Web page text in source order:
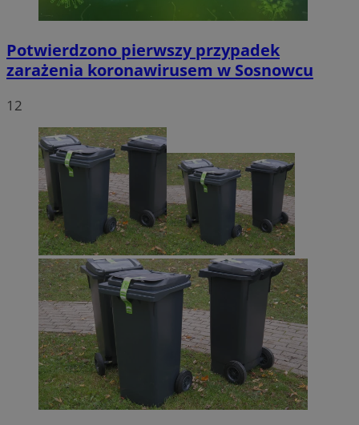
Potwierdzono pierwszy przypadek
zarażenia koronawirusem w Sosnowcu
12